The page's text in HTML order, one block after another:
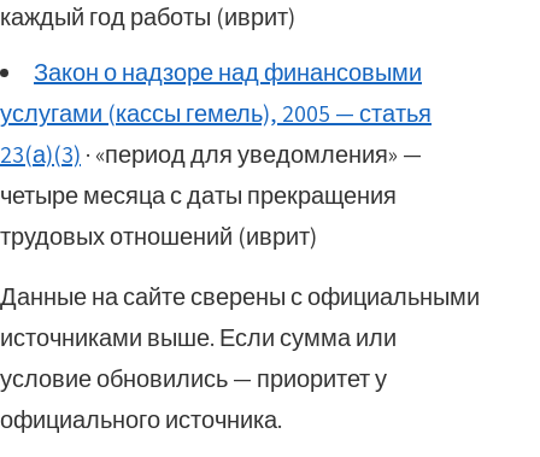
каждый год работы (иврит)
Закон о надзоре над финансовыми
услугами (кассы гемель), 2005 — статья
23(а)(3) · «период для уведомления» —
четыре месяца с даты прекращения
трудовых отношений (иврит)
Данные на сайте сверены с официальными
источниками выше. Если сумма или
условие обновились — приоритет у
официального источника.